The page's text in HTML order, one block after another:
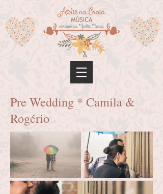
Pre Wedding * Camila &
Rogério